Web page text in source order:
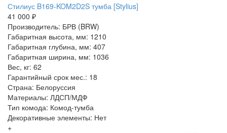
Стилиус B169-KOM2D2S тумба [Stylius]
41 000 ₽
Производитель: БРВ (BRW)
Габаритная высота, мм: 1210
Габаритная глубина, мм: 407
Габаритная ширина, мм: 1036
Вес, кг: 62
Гарантийный срок мес.: 18
Страна: Белоруссия
Материалы: ЛДСП/МДФ
Тип комода: Комод-тумба
Декоративные элементы: Нет
+